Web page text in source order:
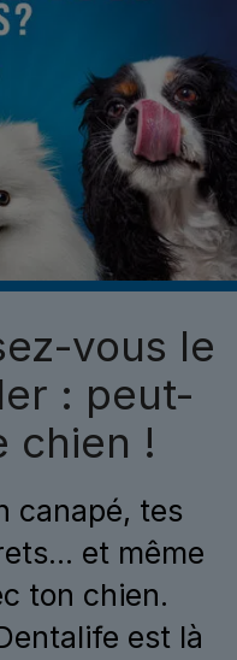
vous le
: peut-
chien !
canapé, tes
et même
ton chien.
est là